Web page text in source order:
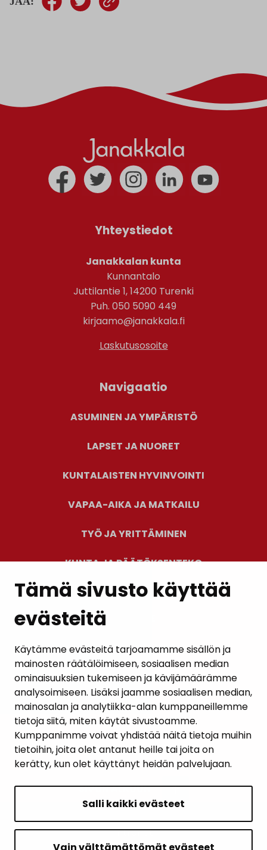
Tämä sivusto käyttää
evästeitä
Käytämme evästeitä tarjoamamme sisällön ja
mainosten räätälöimiseen, sosiaalisen median
ominaisuuksien tukemiseen ja kävijämäärämme
analysoimiseen. Lisäksi jaamme sosiaalisen median,
mainosalan ja analytiikka-alan kumppaneillemme
tietoja siitä, miten käytät sivustoamme.
Kumppanimme voivat yhdistää näitä tietoja muihin
tietoihin, joita olet antanut heille tai joita on
kerätty, kun olet käyttänyt heidän palvelujaan.
Salli kaikki evästeet
Yhteystiedot
Janakkalan kunta
Kunnantalo
Juttilantie 1, 14200 Turenki
Puh. 050 5090 449
kirjaamo@janakkala.fi
Laskutusosoite
Navigaatio
ASUMINEN JA YMPÄRISTÖ
LAPSET JA NUORET
KUNTALAISTEN HYVINVOINTI
VAPAA-AIKA JA MATKAILU
TYÖ JA YRITTÄMINEN
KUNTA JA PÄÄTÖKSENTEKO
AJANKOHTAISET
YHTEYSTIEDOT
KARTTAPALVELU
SIVUN ALKUUN
Intranet
Saavutettavuusseloste